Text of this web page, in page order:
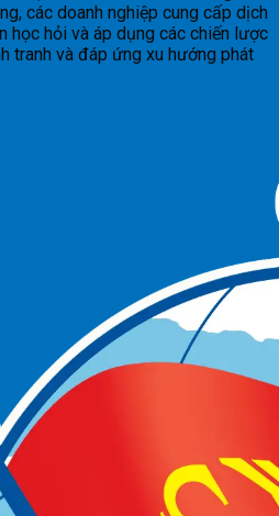
các doanh nghiệp cung cấp dịch
học hỏi và áp dụng các chiến lược
tranh và đáp ứng xu hướng phát